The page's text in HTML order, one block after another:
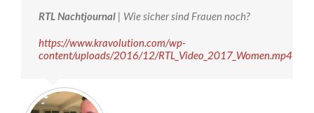
RTL Nachtjournal | Wie sicher sind Frauen noch?
https://www.kravolution.com/wp-
content/uploads/2016/12/RTL_Video_2017_Women.mp4